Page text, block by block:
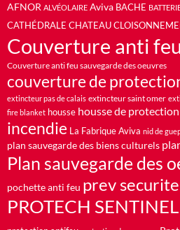
AFNOR ALVÉOLAIRE Aviva BACHE
CATHÉDRALE CHATEAU
Couverture anti feu
Couverture anti feu sauvegarde des oeuvres
couverture de
extincteur pas de calais extincteur saint omer
fire blanket housse housse de protection
incendie La Fabrique Aviva nid de
plan sauvegarde des biens culturels
Plan sauvegarde des
pochette anti feu prev
PROTECH SENTINEL